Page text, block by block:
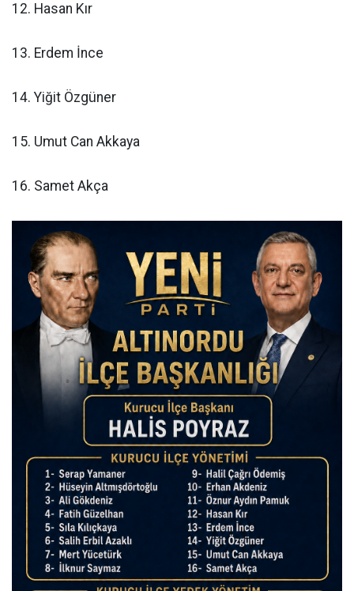
12. Hasan Kır
13. Erdem İnce
14. Yiğit Özgüner
15. Umut Can Akkaya
16. Samet Akça